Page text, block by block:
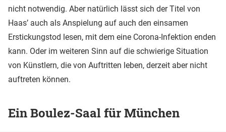
nicht notwendig. Aber natürlich lässt sich der Titel von
Haas’ auch als Anspielung auf auch den einsamen
Erstickungstod lesen, mit dem eine Corona-Infektion enden
kann. Oder im weiteren Sinn auf die schwierige Situation
von Künstlern, die von Auftritten leben, derzeit aber nicht
auftreten können.
Ein Boulez-Saal für München